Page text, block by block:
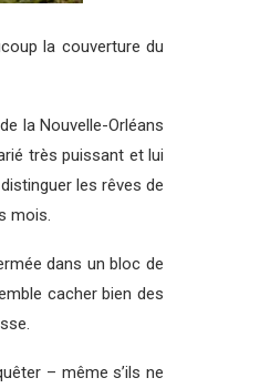
la couverture du
la Nouvelle-Orléans
très puissant et lui
les rêves de
mois.
dans un bloc de
cacher bien des
– même s’ils ne